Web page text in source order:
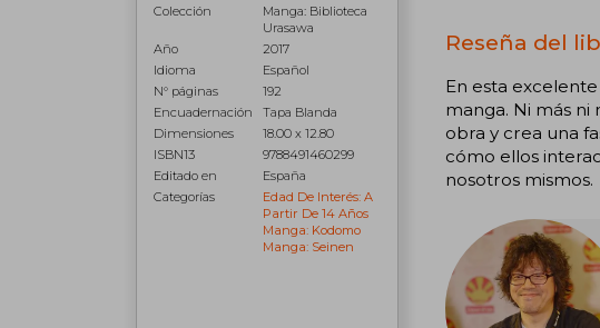
Colección
Manga: Biblioteca
Urasawa
Año
2017
Idioma
Español
N° páginas
192
Encuadernación
Tapa Blanda
Dimensiones
18.00 x 12.80
ISBN13
9788491460299
Editado en
España
Categorías
Edad De Interés: A
Partir De 14 Años
Manga: Kodomo
Manga: Seinen
Reseña del
En esta
manga. Ni más ni
obra y crea una
cómo ellos
nosotros mismos.